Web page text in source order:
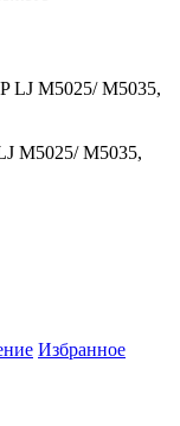
M5025/ M5035,
Избранное